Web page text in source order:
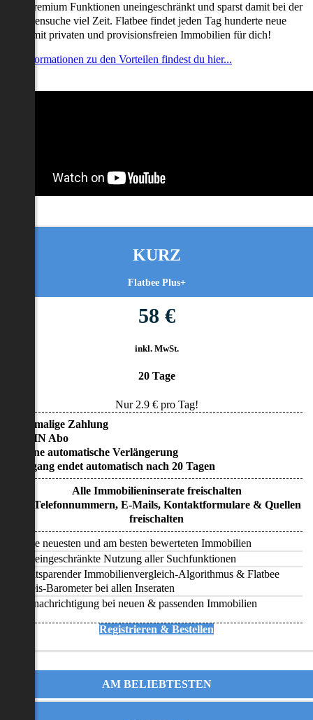
alle Premium Funktionen uneingeschränkt und sparst damit bei der
viel Zeit. Flatbee findet jeden Tag hunderte neue
mit privaten und provisionsfreien Immobilien für dich!
Informationen zu den Vorteilen findest du hier...
KURZ
Flatbee Plus+
58 €
inkl. MwSt.
20 Tage
Nur 2.9€ pro Tag!
• Einmalige Zahlung
• KEIN Abo
• Keine automatische Verlängerung
• Zugang endet automatisch nach 20 Tagen
Alle Immobilieninserate freischalten
Alle Telefonnummern, E-Mails, Kontaktformulare & Quellen
freischalten
Alle neuesten und am besten bewerteten Immobilien
Uneingeschränkte Nutzung aller Suchfunktionen
Zeitsparender Immobilienvergleich-Algorithmus & Flatbee
Preis-Barometer bei allen Inseraten
Benachrichtigung bei neuen & passenden Immobilien
Registrieren & Bestellen
AM BELIEBTESTEN